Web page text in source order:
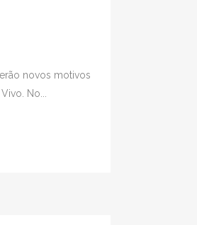
novos motivos
No...